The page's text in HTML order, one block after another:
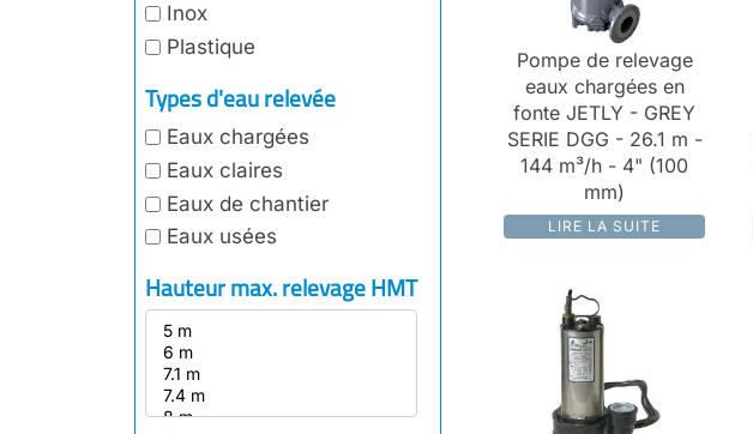
Inox
Plastique
Types d'eau relevée
Eaux chargées
Eaux claires
Eaux de chantier
Eaux usées
Hauteur max. relevage HMT
Pompe de relevage
eaux chargées en
fonte JETLY - GREY
SERIE DGG - 26.1 m -
144 m³/h - 4" (100
mm)
LIRE LA SUITE